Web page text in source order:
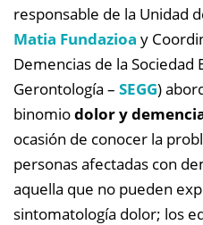
responsable de la Unidad
Matia Fundazioa y
Demencias de la Sociedad
Gerontología – SEGG)
binomiodolor y
ocasión de conocer la
personas afectadas con
aquella que no pueden
sintomatología dolor; los